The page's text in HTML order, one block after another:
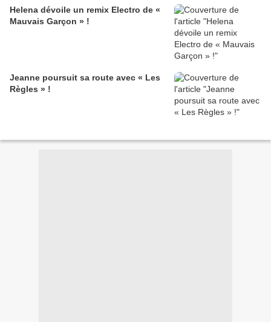
Helena dévoile un remix Electro de «
Mauvais Garçon » !
Jeanne poursuit sa route avec « Les
Règles » !